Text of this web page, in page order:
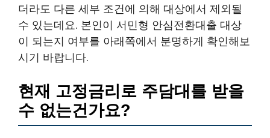
더라도 다른 세부 조건에 의해 대상에서 제외될
수 있는데요. 본인이 서민형 안심전환대출 대상
이 되는지 여부를 아래쪽에서 분명하게 확인해보
시기 바랍니다.
현재 고정금리로 주담대를 받을
수 없는건가요?